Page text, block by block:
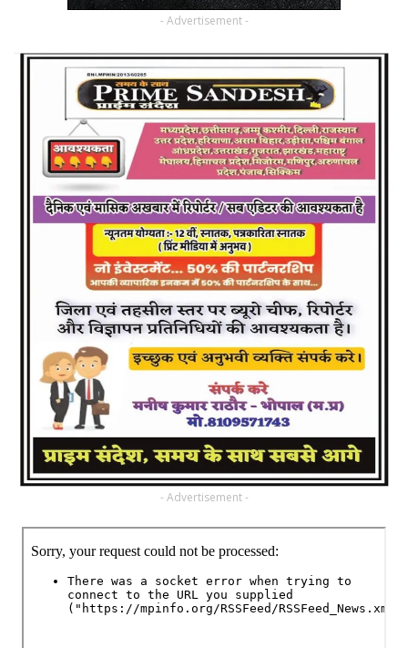
- Advertisement -
- Advertisement -